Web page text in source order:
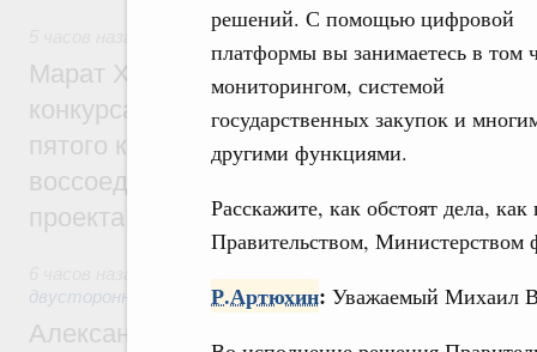
решений. С помощью цифровой
платформы вы занимаетесь в том
мониторингом, системой
государственных закупок и
другими функциями.
Расскажите, как обстоят дела,
Правительством, Министерством
Р.Артюхин: Уважаемый Михаил
Экономика городов. Городская среда
Марат Хуснуллин: Победителями XI
конкурса проектов создания
пятого конкурса для регионов ДФО и
воссоединённых и приграничных
проекта
двусторонней основе
Александр Новак встретился с